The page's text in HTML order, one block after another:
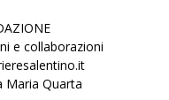
e collaborazioni
Maria Quarta